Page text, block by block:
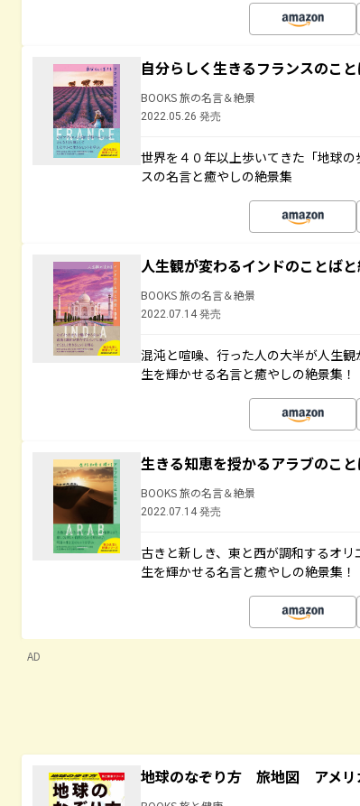
自分らしく生きるフランスのこ
BOOKS 旅の名言＆絶景
2022.05.26 発売
世界を４０年以上歩いてきた「地球
スの名言と癒やしの絶景集
人生観が変わるインドのことば
BOOKS 旅の名言＆絶景
2022.07.14 発売
混沌と喧噪、行った人の大半が人生
生を輝かせる名言と癒やしの絶景集！
生きる知恵を授かるアラブのこ
BOOKS 旅の名言＆絶景
2022.07.14 発売
古きと新しき、東と西が調和するオ
生を輝かせる名言と癒やしの絶景集！
AD
地球のなぞり方 旅地図 アメリ